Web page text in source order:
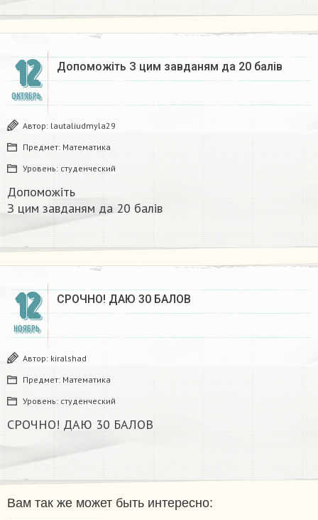
12
ОКТЯБРЬ
Допоможіть З цим завданям да 20 балів​
Автор: lautaliudmyla29
Предмет: Математика
Уровень: студенческий
Допоможіть
З цим завданям да 20 балів​
12
НОЯБРЬ
СРОЧНО! ДАЮ 30 БАЛОВ ​
Автор: kiralshad
Предмет: Математика
Уровень: студенческий
СРОЧНО! ДАЮ 30 БАЛОВ
Вам так же может быть интересно: